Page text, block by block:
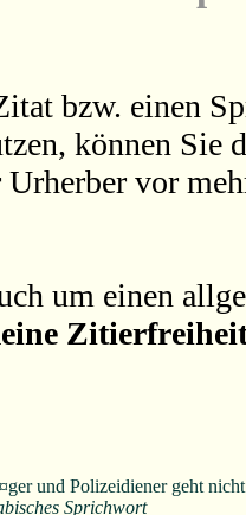
bzw. einen
können Sie
Urherber vor
um einen
und Polizeidiener geht
Sprichwort